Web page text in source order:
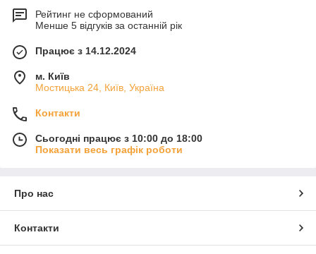
Рейтинг не сформований
Менше 5 відгуків за останній рік
Працює з 14.12.2024
м. Київ
Мостицька 24, Київ, Україна
Контакти
Сьогодні працює з 10:00 до 18:00
Показати весь графік роботи
Про нас
Контакти